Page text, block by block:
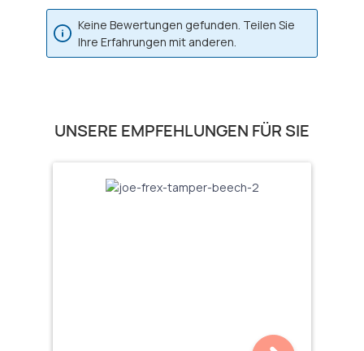
Keine Bewertungen gefunden. Teilen Sie
Ihre Erfahrungen mit anderen.
Produktgalerie überspringen
UNSERE EMPFEHLUNGEN FÜR SIE